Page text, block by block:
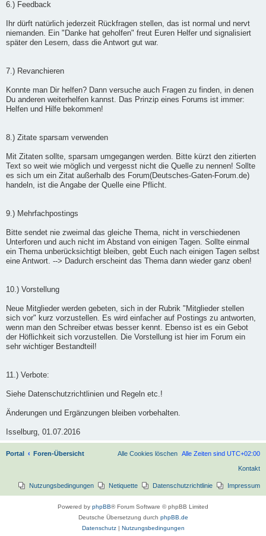
6.) Feedback
Ihr dürft natürlich jederzeit Rückfragen stellen, das ist normal und nervt
niemanden. Ein "Danke hat geholfen" freut Euren Helfer und signalisiert
später den Lesern, dass die Antwort gut war.
7.) Revanchieren
Konnte man Dir helfen? Dann versuche auch Fragen zu finden, in denen
Du anderen weiterhelfen kannst. Das Prinzip eines Forums ist immer:
Helfen und Hilfe bekommen!
8.) Zitate sparsam verwenden
Mit Zitaten sollte, sparsam umgegangen werden. Bitte kürzt den zitierten
Text so weit wie möglich und vergesst nicht die Quelle zu nennen! Sollte
es sich um ein Zitat außerhalb des Forum(Deutsches-Gaten-Forum.de)
handeln, ist die Angabe der Quelle eine Pflicht.
9.) Mehrfachpostings
Bitte sendet nie zweimal das gleiche Thema, nicht in verschiedenen
Unterforen und auch nicht im Abstand von einigen Tagen. Sollte einmal
ein Thema unberücksichtigt bleiben, gebt Euch nach einigen Tagen selbst
eine Antwort. --> Dadurch erscheint das Thema dann wieder ganz oben!
10.) Vorstellung
Neue Mitglieder werden gebeten, sich in der Rubrik "Mitglieder stellen
sich vor" kurz vorzustellen. Es wird einfacher auf Postings zu antworten,
wenn man den Schreiber etwas besser kennt. Ebenso ist es ein Gebot
der Höflichkeit sich vorzustellen. Die Vorstellung ist hier im Forum ein
sehr wichtiger Bestandteil!
11.) Verbote:
Siehe Datenschutzrichtlinien und Regeln etc.!
Änderungen und Ergänzungen bleiben vorbehalten.
Isselburg, 01.07.2016
Portal Foren-Übersicht Alle Zeiten sind UTC+02:00
Alle Cookies löschen
Kontakt
Impressum
Datenschutzrichtlinie
Netiquette
Nutzungsbedingungen
Powered by phpBB® Forum Software © phpBB Limited
Deutsche Übersetzung durch phpBB.de
Datenschutz| Nutzungsbedingungen